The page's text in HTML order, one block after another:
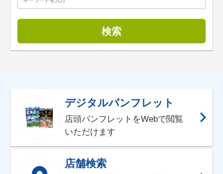
検索
デジタルパンフレット
店頭パンフレットをWebで閲覧
いただけます
店舗検索